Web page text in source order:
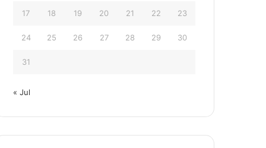
17 18 19 20 21 22 23
24 25 26 27 28 29 30
31
« Jul